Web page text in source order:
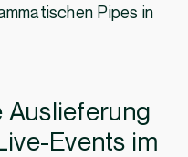
Pipes in
Auslieferung
Events im